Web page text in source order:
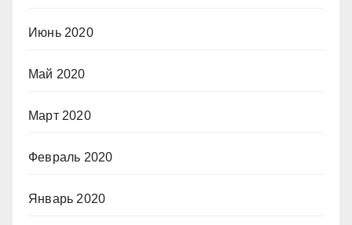
Июнь 2020
Май 2020
Март 2020
Февраль 2020
Январь 2020